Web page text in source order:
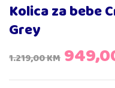
Kolica za bebe
Grey
1.219,00KM